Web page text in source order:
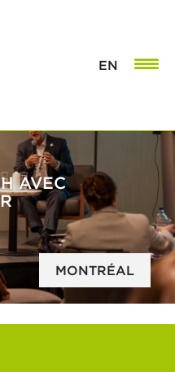
EN
AVEC
MONTRÉAL